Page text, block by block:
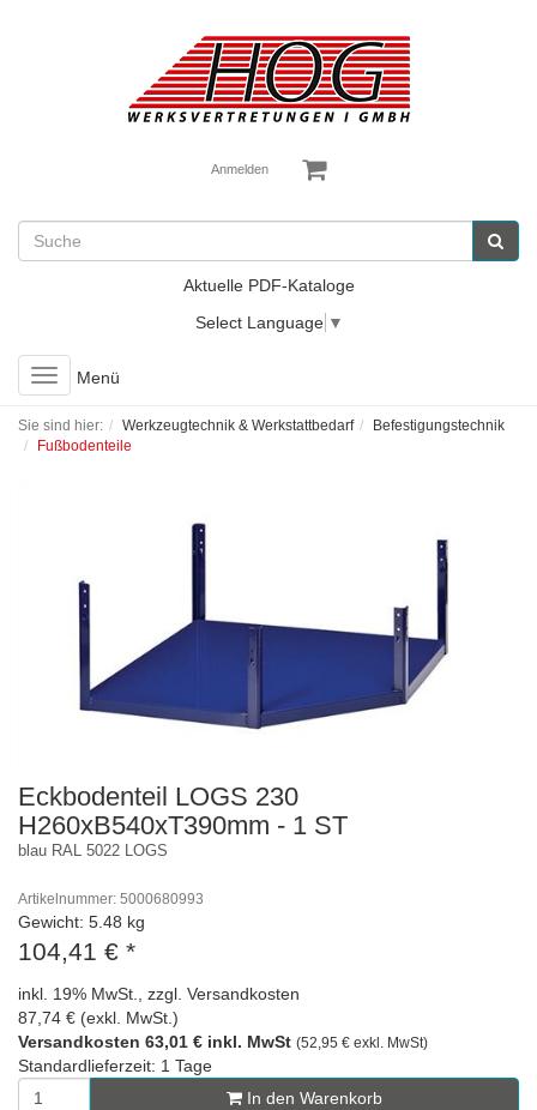
Anmelden
Aktuelle PDF-Kataloge
Select Language ▼
Toggle
navigation
Menü
Sie sind hier: Werkzeugtechnik & Werkstattbedarf
Befestigungstechnik
Fußbodenteile
Eckbodenteil LOGS 230
H260xB540xT390mm - 1 ST
blau RAL 5022 LOGS
Artikelnummer: 5000680993
Gewicht: 5.48 kg
104,41 € *
inkl. 19% MwSt., zzgl. Versandkosten
87,74 € (exkl. MwSt.)
Versandkosten 63,01 € inkl. MwSt (52,95 € exkl. MwSt)
Standardlieferzeit: 1 Tage
In den Warenkorb